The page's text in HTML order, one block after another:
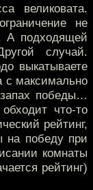
великовата.
не
А подходящей
случай.
выкатываете
с максимально
победы…
что-то
рейтинг,
на победу при
комнаты
рейтинг)